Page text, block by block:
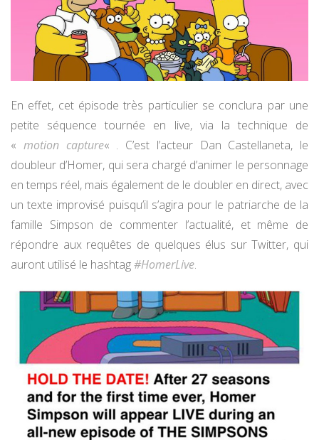
En effet, cet épisode très particulier se conclura par une
petite séquence tournée en live, via la technique de
« motion capture« . C’est l’acteur Dan Castellaneta, le
doubleur d’Homer, qui sera chargé d’animer le personnage
en temps réel, mais également de le doubler en direct, avec
un texte improvisé puisqu’il s’agira pour le patriarche de la
famille Simpson de commenter l’actualité, et même de
répondre aux requêtes de quelques élus sur Twitter, qui
auront utilisé le hashtag#HomerLive.